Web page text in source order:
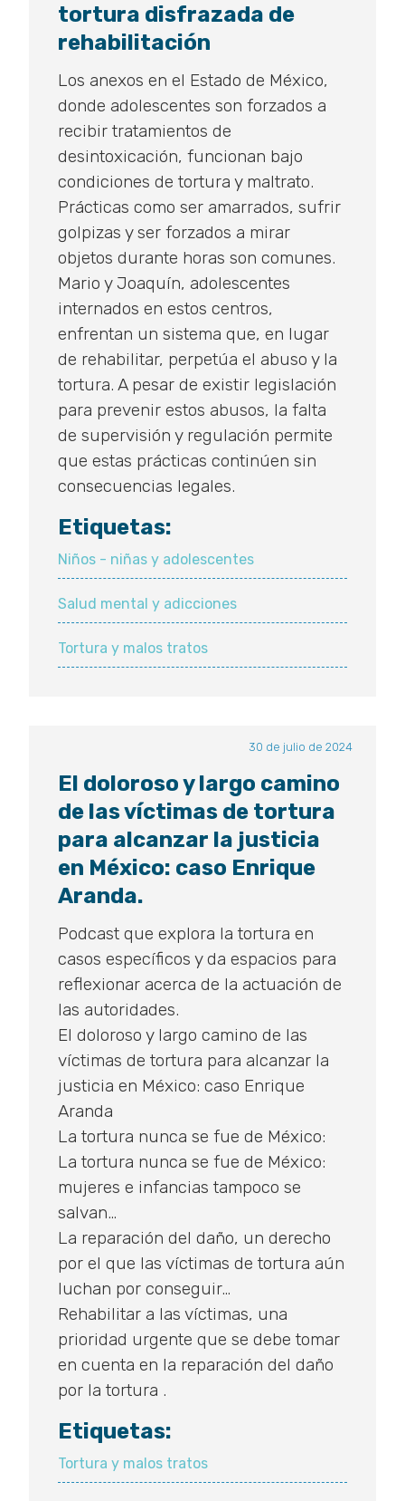
tortura disfrazada de
rehabilitación
Los anexos en el Estado de México,
donde adolescentes son forzados a
recibir tratamientos de
desintoxicación, funcionan bajo
condiciones de tortura y maltrato.
Prácticas como ser amarrados, sufrir
golpizas y ser forzados a mirar
objetos durante horas son comunes.
Mario y Joaquín, adolescentes
internados en estos centros,
enfrentan un sistema que, en lugar
de rehabilitar, perpetúa el abuso y la
tortura. A pesar de existir legislación
para prevenir estos abusos, la falta
de supervisión y regulación permite
que estas prácticas continúen sin
consecuencias legales.
Etiquetas:
Niños - niñas y adolescentes
Salud mental y adicciones
Tortura y malos tratos
30 de julio de 2024
El doloroso y largo camino
de las víctimas de tortura
para alcanzar la justicia
en México: caso Enrique
Aranda.
Podcast que explora la tortura en
casos específicos y da espacios para
reflexionar acerca de la actuación de
las autoridades.
El doloroso y largo camino de las
víctimas de tortura para alcanzar la
justicia en México: caso Enrique
Aranda
La tortura nunca se fue de México:
La tortura nunca se fue de México:
mujeres e infancias tampoco se
salvan…
La reparación del daño, un derecho
por el que las víctimas de tortura aún
luchan por conseguir…
Rehabilitar a las víctimas, una
prioridad urgente que se debe tomar
en cuenta en la reparación del daño
por la tortura .
Etiquetas:
Tortura y malos tratos